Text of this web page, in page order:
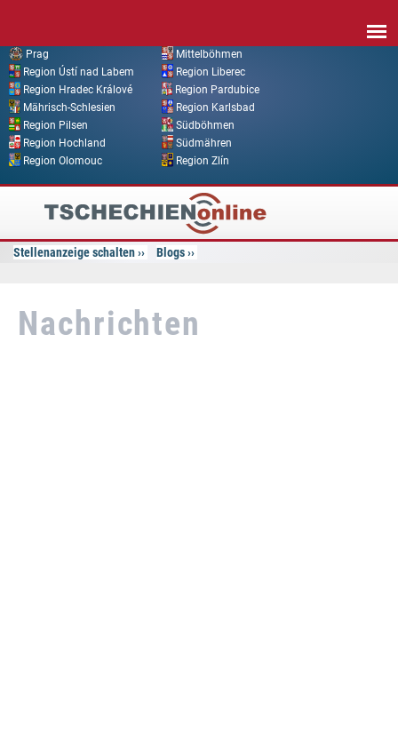
Prag
Mittelböhmen
Region Ústí nad Labem
Region Liberec
Region Hradec Králové
Region Pardubice
Mährisch-Schlesien
Region Karlsbad
Region Pilsen
Südböhmen
Region Hochland
Südmähren
Region Olomouc
Region Zlín
Tschechien
Online
Stellenanzeige schalten Blogs
Nachrichten